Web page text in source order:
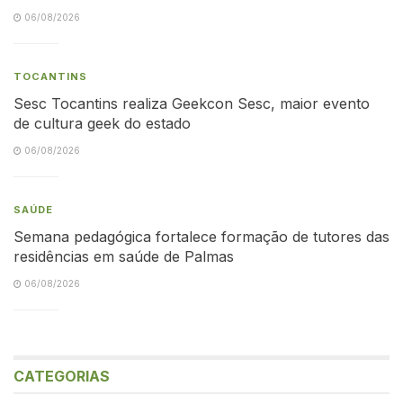
06/08/2026
TOCANTINS
Sesc Tocantins realiza Geekcon Sesc, maior evento
de cultura geek do estado
06/08/2026
SAÚDE
Semana pedagógica fortalece formação de tutores das
residências em saúde de Palmas
06/08/2026
CATEGORIAS